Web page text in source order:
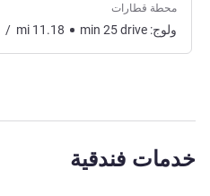
محطة قطارات
ولوج: / mi 11.18 min 25drive
خدمات فندقية